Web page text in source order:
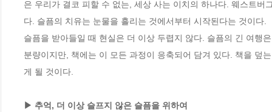
은 우리가 결코 피할 수 없는, 세상 사는 이치의 하나다. 웨스트버
다. 슬픔의 치유는 눈물을 흘리는 것에서부터 시작된다는 것이다.
슬픔을 받아들일 때 현실은 더 이상 두렵지 않다. 슬픔의 긴 여행
분량이지만, 책에는 이 모든 과정이 응축되어 담겨 있다. 책을 덮
게 될 것이다.
▶ 추억, 더 이상 슬프지 않은 슬픔을 위하여